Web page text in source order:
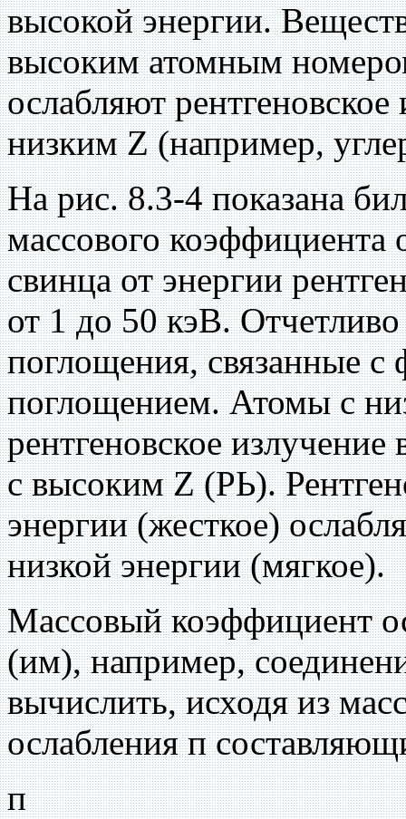
высокой энергии.
высоким атомным
ослабляют
низким Z (например,
На рис. 8.3-4 показана
массового коэффициента
свинца от энергии
от 1 до 50 кэВ.
поглощения, связанные с
поглощением. Атомы с
рентгеновское
с высоким Z (РЬ).
энергии (жесткое)
низкой энергии (мягкое).
Массовый коэффициент
(им), например,
вычислить, исходя из
ослабления п
п